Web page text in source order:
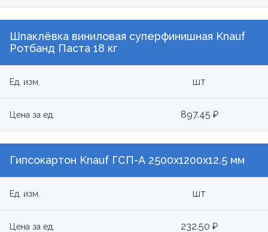
Шпаклёвка виниловая суперфинишная Knauf
Ротбанд Паста 18 кг
Ед. изм. шт
Цена за ед. 897.45 ₽
Гипсокартон Knauf ГСП-А 2500x1200х12.5 мм
Ед. изм. шт
Цена за ед. 232.50 ₽